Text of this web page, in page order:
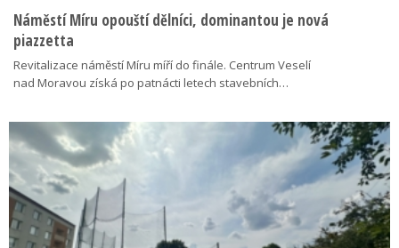
Náměstí Míru opouští dělníci, dominantou je nová
piazzetta
Revitalizace náměstí Míru míří do finále. Centrum Veselí
nad Moravou získá po patnácti letech stavebních…